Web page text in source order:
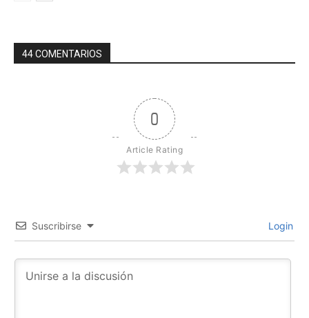
44 COMENTARIOS
0
Article Rating
Suscribirse Login